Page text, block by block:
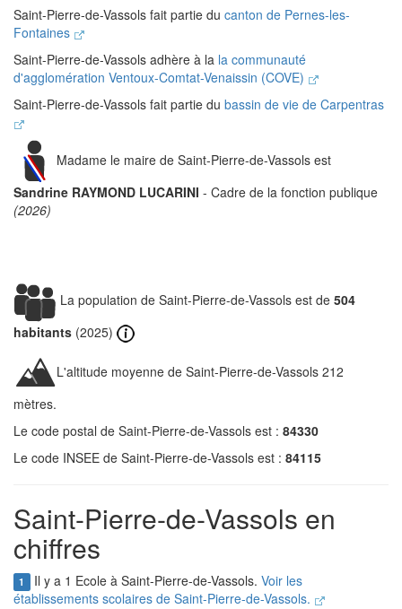
Saint-Pierre-de-Vassols fait partie du canton de Pernes-les-
Fontaines
Saint-Pierre-de-Vassols adhère à la la communauté
d'agglomération Ventoux-Comtat-Venaissin (COVE)
Saint-Pierre-de-Vassols fait partie du bassin de vie de Carpentras
Madame le maire de Saint-Pierre-de-Vassols est
Sandrine RAYMOND LUCARINI - Cadre de la fonction publique
(2026)
La population de Saint-Pierre-de-Vassols est de 504
habitants (2025)
L'altitude moyenne de Saint-Pierre-de-Vassols 212
mètres.
Le code postal de Saint-Pierre-de-Vassols est : 84330
Le code INSEE de Saint-Pierre-de-Vassols est : 84115
Saint-Pierre-de-Vassols en
chiffres
1 Il y a 1 Ecole à Saint-Pierre-de-Vassols. Voir les
établissements scolaires de Saint-Pierre-de-Vassols.